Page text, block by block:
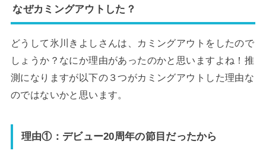
なぜカミングアウトした？
どうして氷川きよしさんは、カミングアウトをしたので
しょうか？なにか理由があったのかと思いますよね！推
測になりますが以下の３つがカミングアウトした理由な
のではないかと思います。
理由①：デビュー20周年の節目だったから